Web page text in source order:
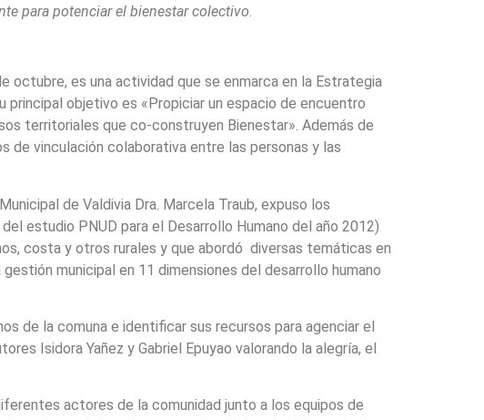
para potenciar el bienestar colectivo.
octubre, es una actividad que se enmarca en la Estrategia
principal objetivo es «Propiciar un espacio de encuentro
territoriales que co-construyen Bienestar». Además de
de vinculación colaborativa entre las personas y las
de Valdivia Dra. Marcela Traub, expuso los
estudio PNUD para el Desarrollo Humano del año 2012)
costa y otros rurales y que abordó diversas temáticas en
municipal en 11 dimensiones del desarrollo humano
de la comuna e identificar sus recursos para agenciar el
Isidora Yañez y Gabriel Epuyao valorando la alegría, el
actores de la comunidad junto a los equipos de